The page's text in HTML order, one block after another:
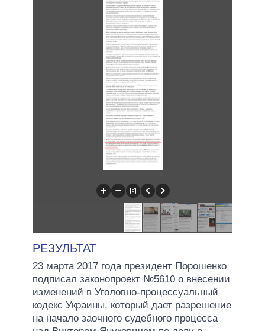
РЕЗУЛЬТАТ
23 марта 2017 года президент Порошенко
подписал законопроект №5610 о внесении
изменений в Уголовно-процессуальный
кодекс Украины, который дает разрешение
на начало заочного судебного процесса